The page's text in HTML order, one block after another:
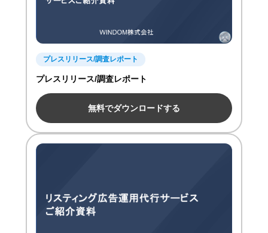
プレスリリース/調査レポート
プレスリリース/調査レポート
無料でダウンロードする